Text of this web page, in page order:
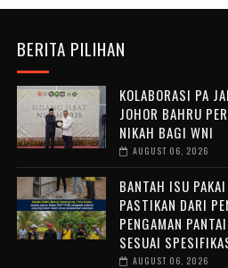
BERITA PILIHAN
KOLABORASI PA
JOHOR BAHRU
NIKAH BAGI WNI
AUGUST 06, 2026
BANTAH ISU
PASTIKAN DARI
PENGAMAN
SESUAI
AUGUST 06, 2026